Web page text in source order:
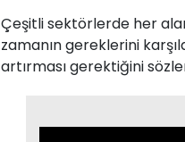
Çeşitli sektörlerde her
zamanın gereklerini
artırması gerektiğini